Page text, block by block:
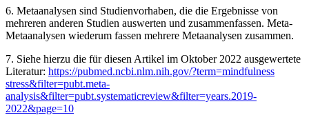
6. Metaanalysen sind Studienvorhaben, die die Ergebnisse von
mehreren anderen Studien auswerten und zusammenfassen. Meta-
Metaanalysen wiederum fassen mehrere Metaanalysen zusammen.
7. Siehe hierzu die für diesen Artikel im Oktober 2022 ausgewertete
Literatur: https://pubmed.ncbi.nlm.nih.gov/?term=mindfulness
stress&filter=pubt.meta-
analysis&filter=pubt.systematicreview&filter=years.2019-
2022&page=10